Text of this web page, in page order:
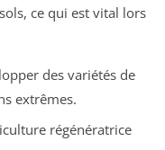
ce qui est vital lors
des variétés de
extrêmes.
régénératrice